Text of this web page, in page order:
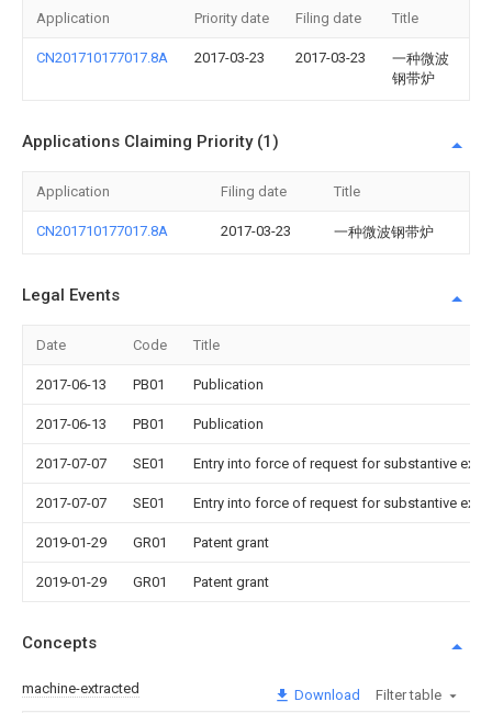
Application Priority date Filing date Title
CN201710177017.8A 2017-03-23 2017-03-23
一种微波
钢带炉
Applications Claiming Priority (1)
Application Filing date Title
CN201710177017.8A 2017-03-23 一种微波钢带炉
Legal Events
Date Code Title
2017-06-13 PB01 Publication
2017-06-13 PB01 Publication
2017-07-07 SE01 Entry into force of request for substantive
2017-07-07 SE01 Entry into force of request for substantive
2019-01-29 GR01 Patent grant
2019-01-29 GR01 Patent grant
Concepts
machine-extracted Download Filter table